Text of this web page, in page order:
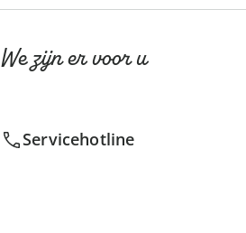
We zijn er voor u
Servicehotline